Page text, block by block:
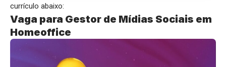
currículo abaixo:
Vaga para Gestor de Mídias Sociais em
Homeoffice